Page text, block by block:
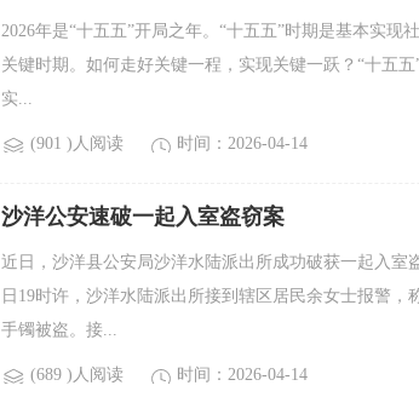
2026年是“十五五”开局之年。“十五五”时期是基本实现
关键时期。如何走好关键一程，实现关键一跃？“十五五
实...
(901 )人阅读 时间：2026-04-14
沙洋公安速破一起入室盗窃案
近日，沙洋县公安局沙洋水陆派出所成功破获一起入
日19时许，沙洋水陆派出所接到辖区居民余女士报警，
手镯被盗。接...
(689 )人阅读 时间：2026-04-14